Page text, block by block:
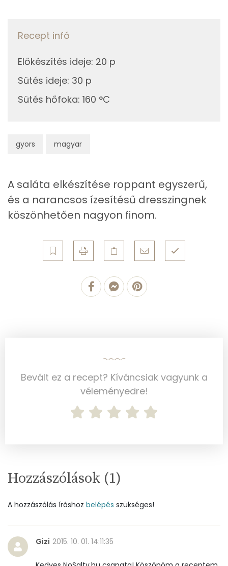
gyors magyar
Telített zsírsav
Egyszeresen telítetlen zsírsav:
Többszörösen telítetlen zsírsav
Ásványi anyagok
Cink
4 mg
Szelén
Vas
10 mg
Magnézium
Mangán
3 mg
Szénhidrát
Élelmi rost
Víz
Recept infó
Előkészítés ideje: 20 p
Sütés ideje: 30 p
Sütés hőfoka: 160 °C
A saláta elkészítése roppant egyszerű,
és a narancsos ízesítésű dresszingnek
köszönhetően nagyon finom.
Bevált ez a recept? Kíváncsiak vagyunk a
véleményedre!
Hozzászólások (1)
A hozzászólás íráshoz belépés szükséges!
Gizi 2015. 10. 01. 14:11:35